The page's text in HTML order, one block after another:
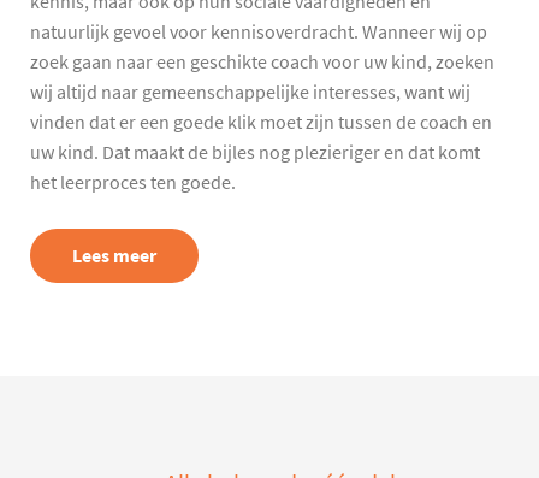
natuurlijk gevoel voor kennisoverdracht. Wanneer wij op
zoek gaan naar een geschikte coach voor uw kind, zoeken
wij altijd naar gemeenschappelijke interesses, want wij
vinden dat er een goede klik moet zijn tussen de coach en
uw kind. Dat maakt de bijles nog plezieriger en dat komt
het leerproces ten goede.
Lees meer